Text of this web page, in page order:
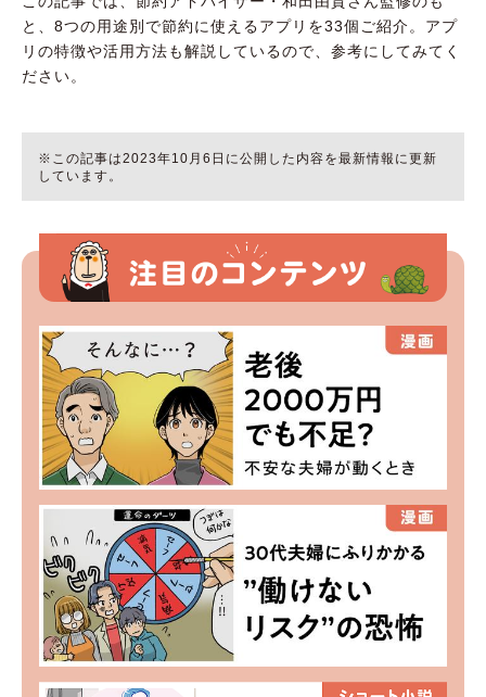
と、8つの用途別で節約に使えるアプリを33個ご紹介。アプ
リの特徴や活用方法も解説しているので、参考にしてみてく
ださい。
※この記事は2023年10月6日に公開した内容を最新情報に更新
しています。